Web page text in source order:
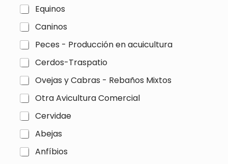
i
ó
n
2
(
o
p
i
a
)
C
s
i
l
l
a
s
d
e
v
e
r
i
i
Equinos
Caninos
Peces - Producción en acuicultura
Cerdos-Traspatio
Ovejas y Cabras - Rebaños Mixtos
Otra Avicultura Comercial
Cervidae
Abejas
Anfíbios